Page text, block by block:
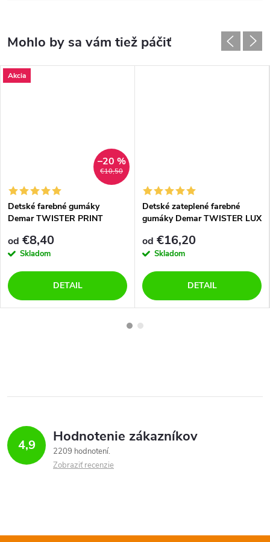
Akcia
€10,50
–20 %
Detské farebné gumáky
Demar TWISTER PRINT
od €8,40
Skladom
DETAIL
Detské zateplené farebné
gumáky Demar TWISTER LUX
od €16,20
Skladom
DETAIL
4,9 Hodnotenie zákazníkov
2209 hodnotení
Zobraziť recenzie